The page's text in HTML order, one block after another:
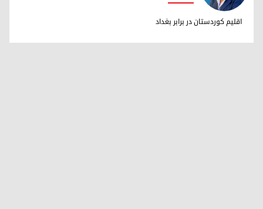
دکتر ابراهیم خالد
اقلیم کوردستان در برابر بغداد